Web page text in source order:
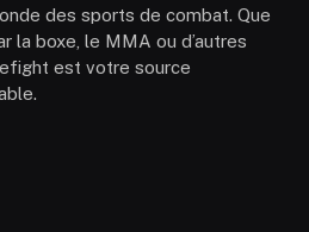
des sports de combat. Que
la boxe, le MMA ou d’autres
est votre source